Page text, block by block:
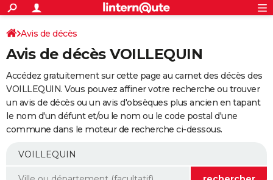
ACTUALITÉS
Politique
Société
Faits Divers
Education
Monde
Villes
+
SPORT
Coupe du monde 2026
Football
Tennis
Cyclisme
Rugby
Forum
Programme TV
TNT
Streaming
Cinéma
Sorties cinéma
Musique
+
FINANCE
Impôts
Immobilier
Risques naturels par ville
Banque
Assurance
Crédit
AUTO
Essais
Réserver un essai
Citadines
Berlines
SUV
Forum auto
+
Mobiles
Meilleur smartphone
Internet
Ordinateurs
Jeux vidéo
Guide high-tech
Avis de décès
Avis de décès VOILLEQUIN
Accédez gratuitement sur cette page au carnet des décès des
VOILLEQUIN. Vous pouvez affiner votre recherche ou trouver
un avis de décès ou un avis d'obsèques plus ancien en tapant
le nom d'un défunt et/ou le nom ou le code postal d'une
commune dans le moteur de recherche ci-dessous.